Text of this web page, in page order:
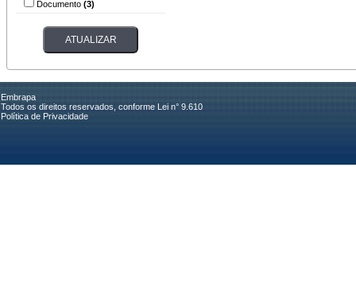
Documento (3)
Embrapa
Todos os direitos reservados, conforme Lei n° 9.610
Política de Privacidade